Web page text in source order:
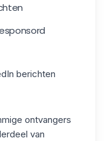
berichten
ontvangers
van